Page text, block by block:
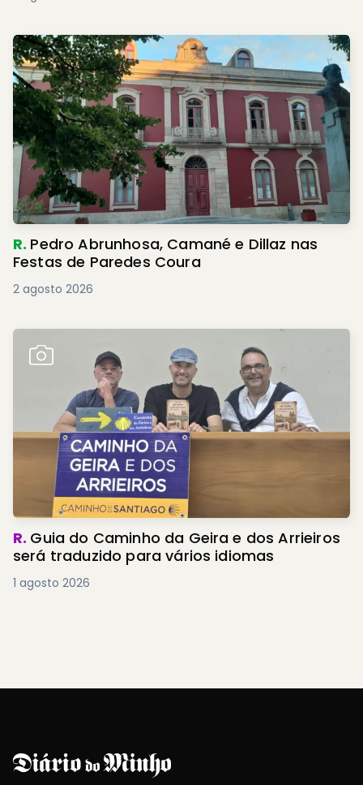
R. Pedro Abrunhosa, Camané e Dillaz nas
Festas de Paredes Coura
2 agosto 2026
R. Guia do Caminho da Geira e dos Arrieiros
será traduzido para vários idiomas
1 agosto 2026